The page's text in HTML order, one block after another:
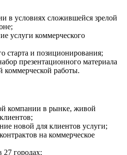
в условиях сложившейся зрелой
услуги коммерческого
старта и позиционирования;
презентационного материала
коммерческой работы.
компании в рынке, живой
новой для клиентов услуги;
на коммерческое
27 городах;